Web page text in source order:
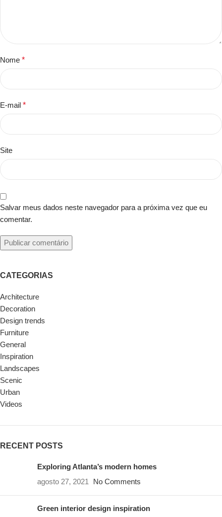
Nome *
E-mail *
Site
Salvar meus dados neste navegador para a próxima vez que eu
comentar.
CATEGORIAS
Architecture
Decoration
Design trends
Furniture
General
Inspiration
Landscapes
Scenic
Urban
Videos
RECENT POSTS
Exploring Atlanta’s modern homes
agosto 27, 2021
No Comments
Green interior design inspiration